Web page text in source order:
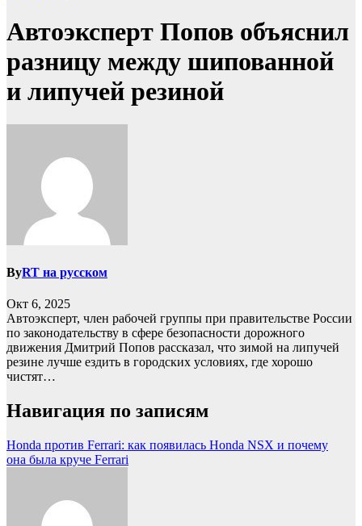
Автоэксперт Попов объяснил
разницу между шипованной
и липучей резиной
ByRT на русском
Окт 6, 2025
Автоэксперт, член рабочей группы при правительстве России
по законодательству в сфере безопасности дорожного
движения Дмитрий Попов рассказал, что зимой на липучей
резине лучше ездить в городских условиях, где хорошо
чистят…
Навигация по записям
Honda против Ferrari: как появилась Honda NSX и почему
она была круче Ferrari